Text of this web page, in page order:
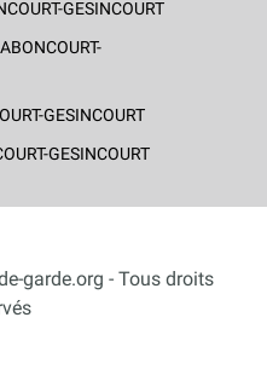
GESINCOURT
GESINCOURT
GESINCOURT
garde.org - Tous droits